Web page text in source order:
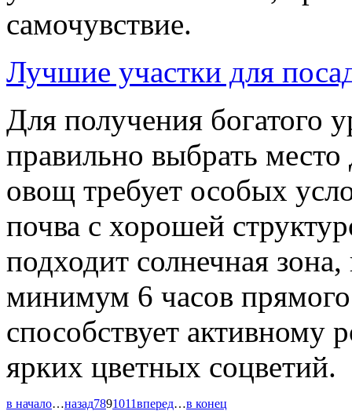
самочувствие.
Лучшие участки для
Для получения богатого
правильно выбрать место
овощ требует особых
почва с хорошей
подходит солнечная
минимум 6 часов прямого
способствует активному
ярких цветных соцветий.
в начало…назад7891011вперед…в конец